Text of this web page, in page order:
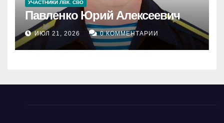
УЧАСТНИКИ ЛВК. СВО
Павленко Юрий Алексеевич
ИЮЛ 21, 2026 0 КОММЕНТАРИИ